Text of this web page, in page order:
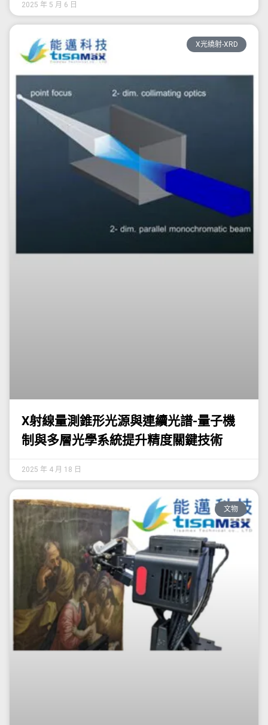
2025 年 5 月 6 日
X光繞射-XRD
X射線量測錐形光源與連續光譜-量子機
制與多層光學系統提升精度關鍵技術
2025 年 4 月 18 日
文物